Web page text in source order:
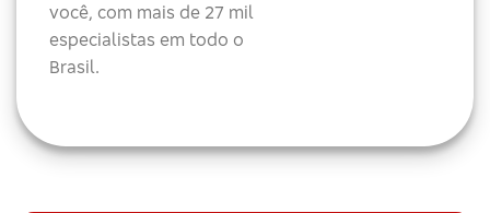
você, com mais de 27 mil
especialistas em todo o
Brasil.